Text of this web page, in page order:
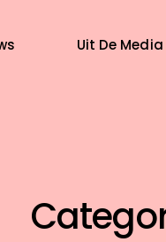
Uit De Media